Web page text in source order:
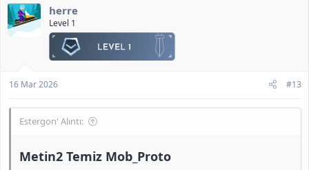
herre
Level 1
16 Mar 2026 #13
Estergon' Alıntı:
Metin2 Temiz Mob_Proto​